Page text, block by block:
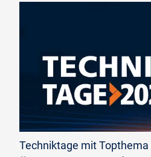
Techniktage mit Topthema